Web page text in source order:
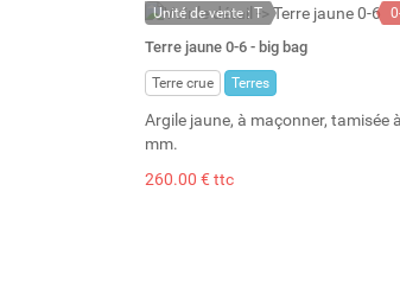
Unité de vente : T
En stock permanent
Stock : 92
Terre jaune 0-6 - big bag
Terre crue Terres
Argile jaune, à maçonner, tamisée
mm.
260.00 € ttc